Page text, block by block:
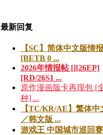
最新回复
【SC】简体中文版情
[BETB 0 ...
2026年情报帖 [][26EP]
[RD/26S1 ...
原作漫画版卡再现包 [
种] ...
【TC/KR/AE】繁体中
／韩文版 ...
游戏王 中国城市巡回